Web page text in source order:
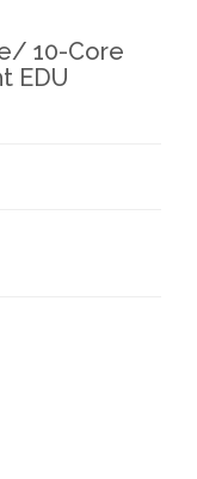
10-Core
EDU